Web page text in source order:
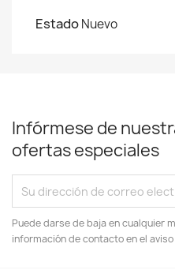
EstadoNuevo
Infórmese de
ofertas especiales
Puede darse de baja en cualquier
información de contacto en el aviso